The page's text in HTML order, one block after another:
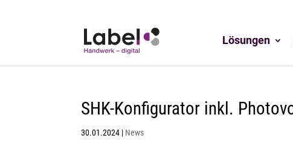
Lösungen
SHK-Konfigurator inkl.
30.01.2024 | News